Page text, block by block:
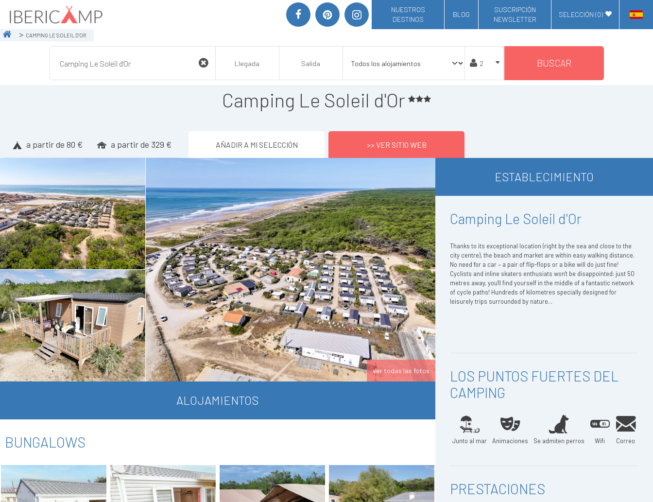
NUESTROS
DESTINOS
BLOG
SUSCRIPCIÓN
NEWSLETTER
SELECCIÓN (0)
CAMPING LE SOLEIL D'OR
BUSCAR
Camping Le Soleil d'Or
a partir de 80 € a partir de 329 € AÑADIR A MI SELECCIÓN >> VER SITIO WEB
ver todas las fotos
ALOJAMIENTOS
BUNGALOWS
ESTABLECIMIENTO
Camping Le Soleil d'Or
Thanks to its exceptional location (right by the sea and close to the
city centre), the beach and market are within easy walking distance.
No need for a car – a pair of flip-flops or a bike will do just fine!
Cyclists and inline skaters enthusiats won't be disappointed: just 50
metres away, you'll find yourself in the middle of a fantastic network
of cycle paths! Hundreds of kilometres specially designed for
leisurely trips surrounded by nature...
LOS PUNTOS FUERTES DEL
CAMPING
Junto al mar Animaciones Se admiten perros Wifi Correo
PRESTACIONES